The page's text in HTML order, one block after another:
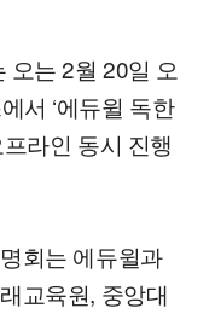
오는 2월 20일 오
서 ‘에듀윌 독한
라인 동시 진행
회는 에듀윌과
교육원, 중앙대